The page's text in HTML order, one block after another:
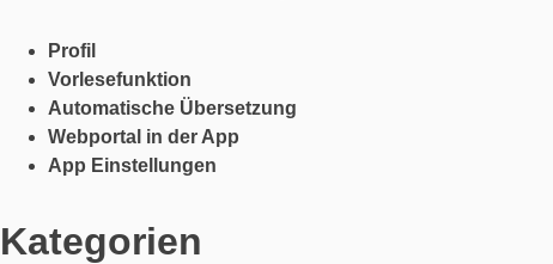
Profil
Vorlesefunktion
Automatische Übersetzung
Webportal in der App
App Einstellungen
Kategorien